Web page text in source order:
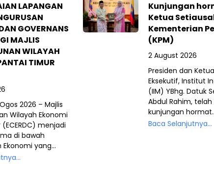
LAPANGAN
GOVERNANS
MAJLIS
WILAYAH
TIMUR
2026 – Majlis
Wilayah Ekonomi
menjadi
di bawah
yang...
Kunjungan
Ketua
Kementerian
(KPM)
2 August 2026
Presiden dan
Eksekutif, Institut
(IIM) YBhg. Datuk
Abdul Rahim,
kunjungan
Baca Selanjutnya...